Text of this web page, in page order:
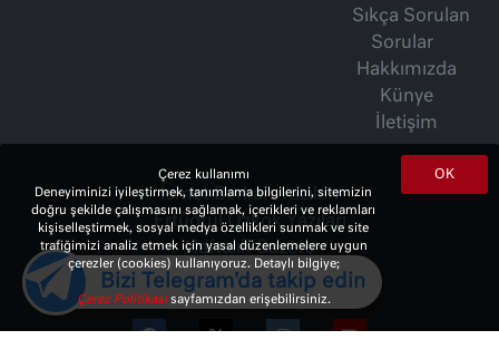
Sıkça Sorulan
Sorular
Hakkımızda
Künye
İletişim
İsmet Berkan Yazıları
Ertuğrul Özkök Yazıları
Haftalık Gazete
OK
Çerez kullanımı
Deneyiminizi iyileştirmek, tanımlama bilgilerini, sitemizin
doğru şekilde çalışmasını sağlamak, içerikleri ve reklamları
kişiselleştirmek, sosyal medya özellikleri sunmak ve site
trafiğimizi analiz etmek için yasal düzenlemelere uygun
çerezler (cookies) kullanıyoruz. Detaylı bilgiye;
Çerez Politikasısayfamızdan erişebilirsiniz.
Bizi Telegram'da takip edin